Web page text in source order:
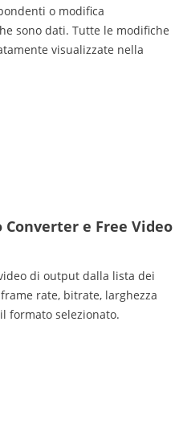
o modifica
sono dati. Tutte le modifiche
visualizzate nella
e Free Video
di output dalla lista dei
rate, bitrate, larghezza
formato selezionato.